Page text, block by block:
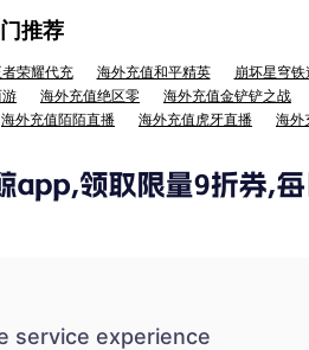
推荐
荣耀代充 海外充值和平精英 崩坏星穹铁
海外充值绝区零 海外充值金铲铲之战
海外充值陌陌直播 海外充值虎牙直播 海外
service experience